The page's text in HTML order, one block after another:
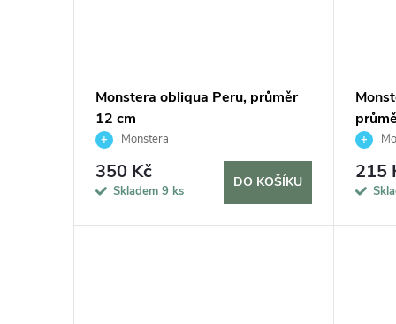
Monstera obliqua Peru, průměr
12 cm
Monstera
350 Kč
Skladem 9 ks
DO KOŠÍKU 215